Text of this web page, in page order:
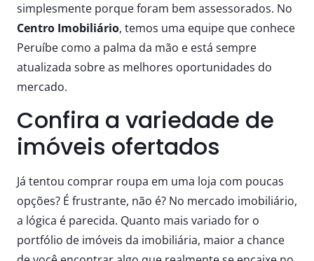
simplesmente porque foram bem assessorados. No
Centro Imobiliário, temos uma equipe que conhece
Peruíbe como a palma da mão e está sempre
atualizada sobre as melhores oportunidades do
mercado.
Confira a variedade de
imóveis ofertados
Já tentou comprar roupa em uma loja com poucas
opções? É frustrante, não é? No mercado imobiliário,
a lógica é parecida. Quanto mais variado for o
portfólio de imóveis da imobiliária, maior a chance